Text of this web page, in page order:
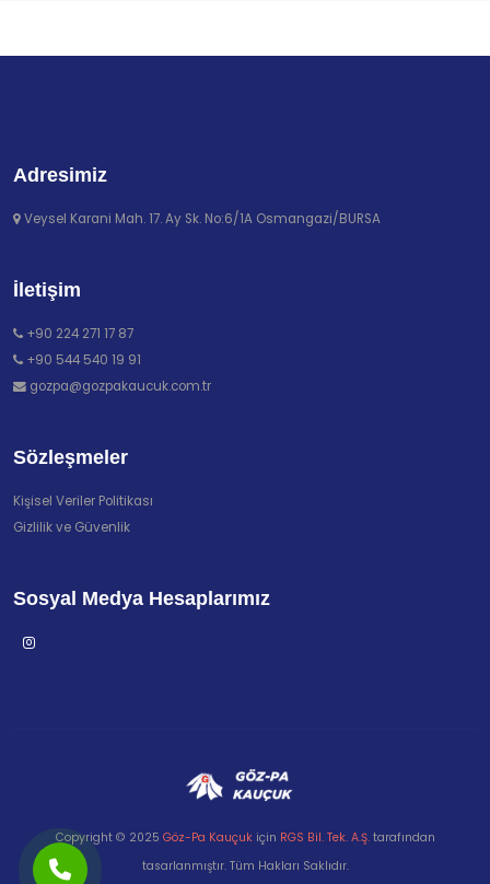
Adresimiz
Veysel Karani Mah. 17. Ay Sk. No:6/1A Osmangazi/BURSA
İletişim
+90 224 271 17 87
+90 544 540 19 91
gozpa@gozpakaucuk.com.tr
Sözleşmeler
Kişisel Veriler Politikası
Gizlilik ve Güvenlik
Sosyal Medya Hesaplarımız
Copyright © 2025 Göz-Pa Kauçukiçin RGS Bil. Tek. A.Ş.tarafından
tasarlanmıştır. Tüm Hakları Saklıdır.